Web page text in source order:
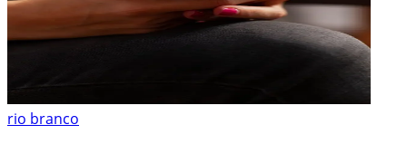
rio branco